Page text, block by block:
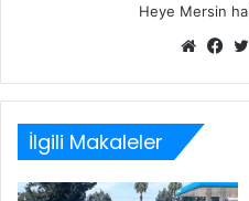
Heye Mersin
sitesi
İlgili Makaleler